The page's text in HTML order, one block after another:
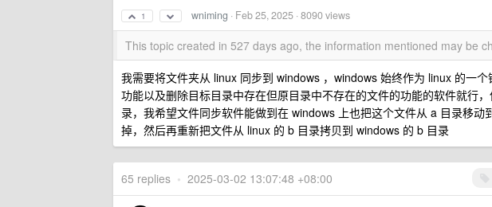
1 wniming · Feb 25, 2025 · 8090 views
This topic created in 527 days ago, the information mentioned may be
我需要将文件夹从 linux 同步到 windows ，windows 始终作为 linux 的一
功能以及删除目标目录中存在但原目录中不存在的文件的功能的软件就行
录，我希望文件同步软件能做到在 windows 上也把这个文件从 a 目录移
掉，然后再重新把文件从 linux 的 b 目录拷贝到 windows 的 b 目录
65 replies • 2025-03-02 13:07:48 +08:00